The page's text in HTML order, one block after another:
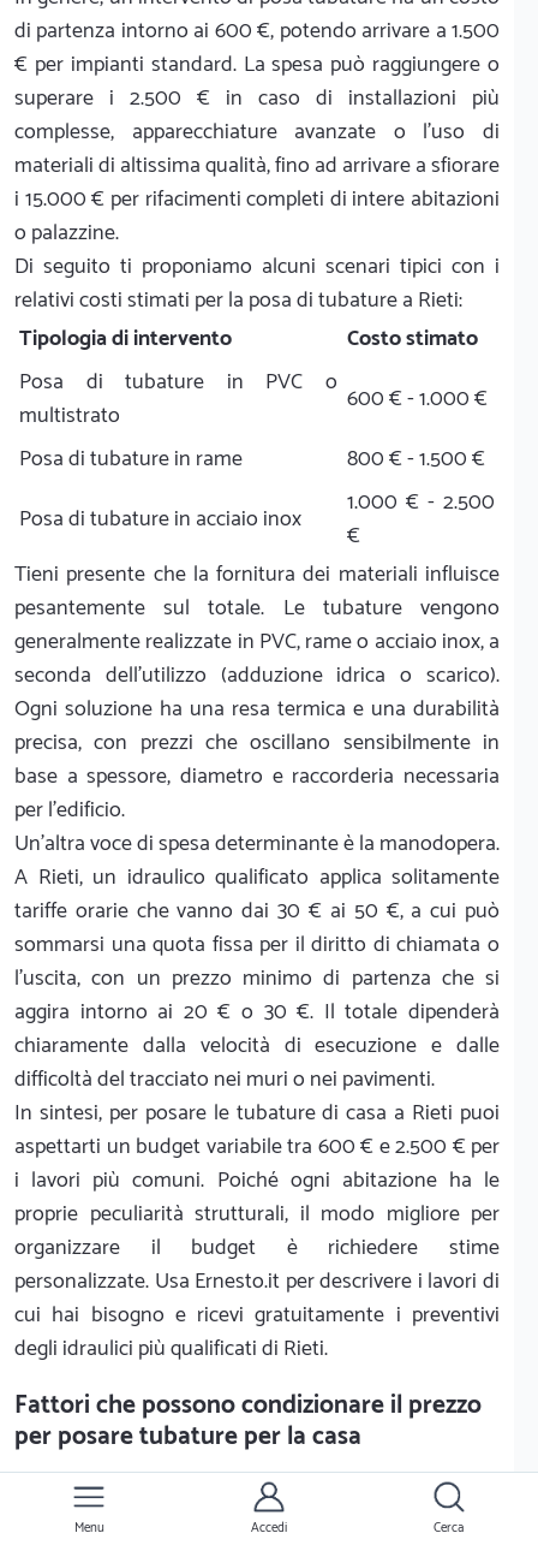
di partenza intorno ai 600 €, potendo arrivare a 1.500
€ per impianti standard. La spesa può raggiungere o
superare i 2.500 € in caso di installazioni più
complesse, apparecchiature avanzate o l'uso di
materiali di altissima qualità, fino ad arrivare a sfiorare
i 15.000 € per rifacimenti completi di intere abitazioni
o palazzine.
Di seguito ti proponiamo alcuni scenari tipici con i
relativi costi stimati per la posa di tubature a Rieti:
Tipologia di intervento
Costo stimato
Posa di tubature in PVC o
multistrato
600 € - 1.000 €
Posa di tubature in rame
800 € - 1.500 €
Posa di tubature in acciaio inox
1.000 € - 2.500
€
Tieni presente che la fornitura dei materiali influisce
pesantemente sul totale. Le tubature vengono
generalmente realizzate in PVC, rame o acciaio inox, a
seconda dell'utilizzo (adduzione idrica o scarico).
Ogni soluzione ha una resa termica e una durabilità
precisa, con prezzi che oscillano sensibilmente in
base a spessore, diametro e raccorderia necessaria
per l'edificio.
Un'altra voce di spesa determinante è la manodopera.
A Rieti, un idraulico qualificato applica solitamente
tariffe orarie che vanno dai 30 € ai 50 €, a cui può
sommarsi una quota fissa per il diritto di chiamata o
l'uscita, con un prezzo minimo di partenza che si
aggira intorno ai 20 € o 30 €. Il totale dipenderà
chiaramente dalla velocità di esecuzione e dalle
difficoltà del tracciato nei muri o nei pavimenti.
In sintesi, per posare le tubature di casa a Rieti puoi
aspettarti un budget variabile tra 600 € e 2.500 € per
i lavori più comuni. Poiché ogni abitazione ha le
proprie peculiarità strutturali, il modo migliore per
organizzare il budget è richiedere stime
personalizzate. Usa Ernesto.it per descrivere i lavori di
cui hai bisogno e ricevi gratuitamente i preventivi
degli idraulici più qualificati di Rieti.
Fattori che possono condizionare il prezzo
per posare tubature per la casa
Fattore Valori Possibili
Menu Accedi Cerca